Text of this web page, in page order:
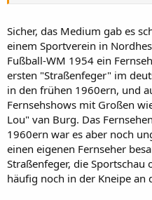
Sicher, das Medium gab es
einem Sportverein in
Fußball-WM 1954 ein
ersten "Straßenfeger" im
in den frühen 1960ern, und
Fernsehshows mit Großen
Lou" van Burg. Das
1960ern war es aber noch
einen eigenen Fernseher
Straßenfeger, die
häufig noch in der Kneipe an